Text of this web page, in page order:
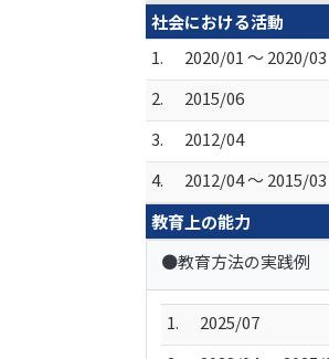
社会における活動
1.
2020/01 ～ 2020/03
2.
2015/06
3.
2012/04
4.
2012/04 ～ 2015/03
教育上の能力
●教育方法の実践例
1. 2025/07